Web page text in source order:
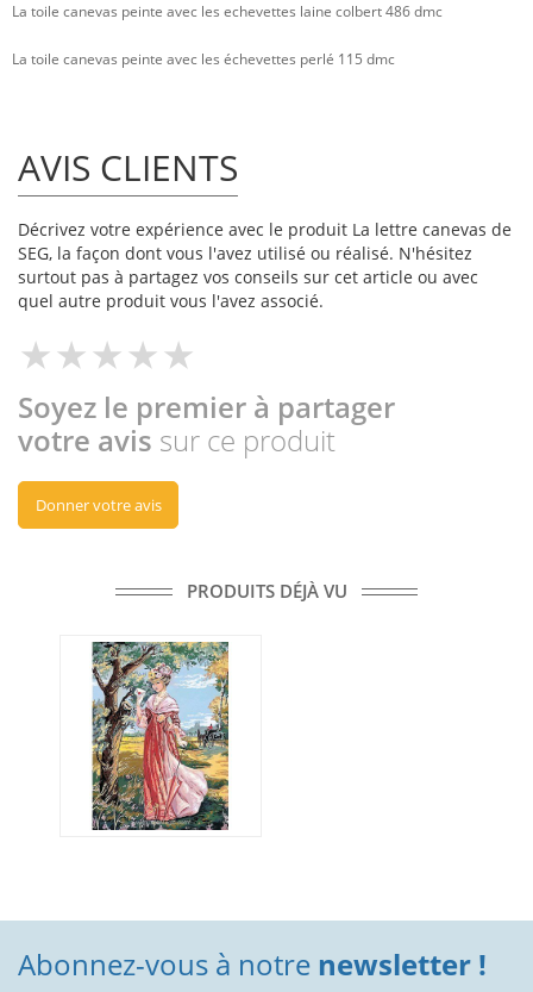
La toile canevas peinte avec les echevettes laine colbert 486 dmc
La toile canevas peinte avec les échevettes perlé 115 dmc
AVIS CLIENTS
Décrivez votre expérience avec le produit La lettre canevas de
SEG, la façon dont vous l'avez utilisé ou réalisé. N'hésitez
surtout pas à partagez vos conseils sur cet article ou avec
quel autre produit vous l'avez associé.
Soyez le premier à partager
votre avis sur ce produit
Donner votre avis
PRODUITS DÉJÀ VU
Abonnez-vous à notre newsletter !